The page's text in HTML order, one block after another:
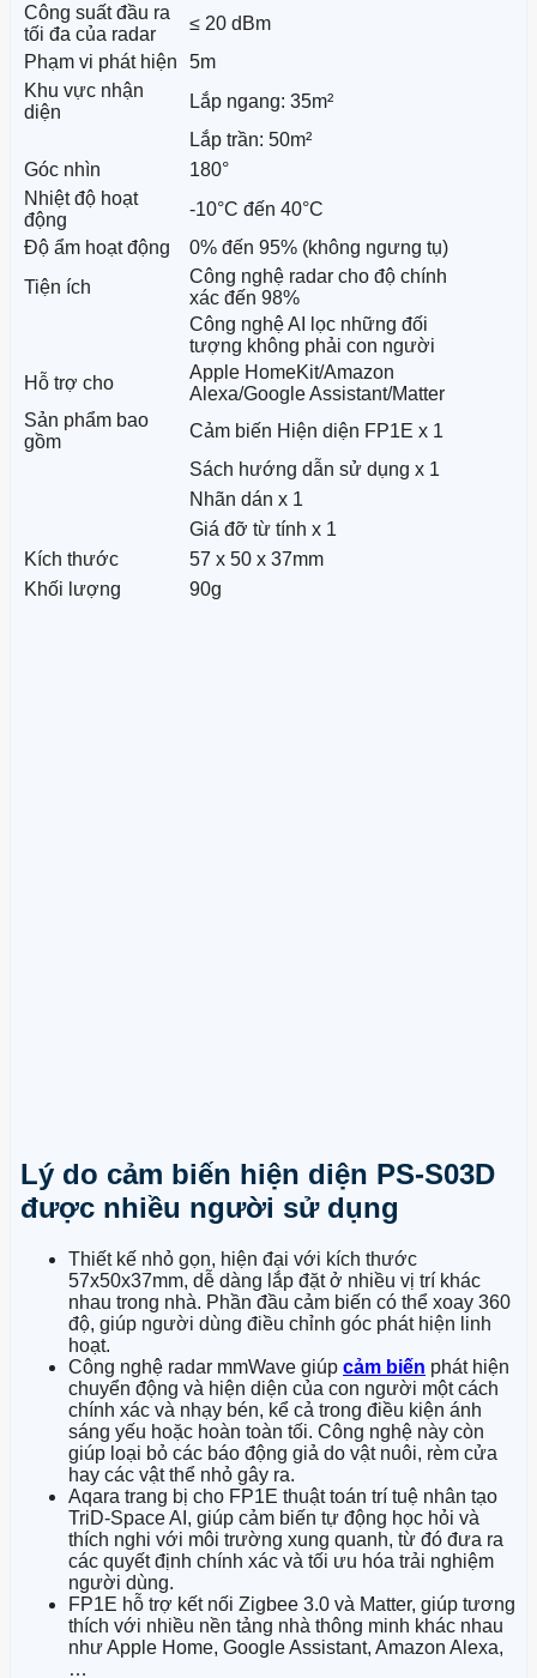
Công suất đầu ra
tối đa của radar
≤ 20 dBm
Phạm vi phát hiện
5m
Khu vực nhận
diện
Lắp ngang: 35m²
Lắp trần: 50m²
Góc nhìn
180°
Nhiệt độ hoạt
động
-10°C đến 40°C
Độ ẩm hoạt động
0% đến 95% (không ngưng tụ)
Tiện ích
Công nghệ radar cho độ chính
xác đến 98%
Công nghệ AI lọc những đối
tượng không phải con người
Hỗ trợ cho
Apple HomeKit/Amazon
Alexa/Google Assistant/Matter
Sản phẩm bao
gồm
Cảm biến Hiện diện FP1E x 1
Sách hướng dẫn sử dụng x 1
Nhãn dán x 1
Giá đỡ từ tính x 1
Kích thước
57 x 50 x 37mm
Khối lượng
90g
Lý do cảm biến hiện diện PS-S03D
được nhiều người sử dụng
Thiết kế nhỏ gọn, hiện đại với kích thước
57x50x37mm, dễ dàng lắp đặt ở nhiều vị trí khác
nhau trong nhà. Phần đầu cảm biến có thể xoay 360
độ, giúp người dùng điều chỉnh góc phát hiện linh
hoạt.
Công nghệ radar mmWave giúp cảm biến phát hiện
chuyển động và hiện diện của con người một cách
chính xác và nhạy bén, kể cả trong điều kiện ánh
sáng yếu hoặc hoàn toàn tối. Công nghệ này còn
giúp loại bỏ các báo động giả do vật nuôi, rèm cửa
hay các vật thể nhỏ gây ra.
Aqara trang bị cho FP1E thuật toán trí tuệ nhân tạo
TriD-Space AI, giúp cảm biến tự động học hỏi và
thích nghi với môi trường xung quanh, từ đó đưa ra
các quyết định chính xác và tối ưu hóa trải nghiệm
người dùng.
FP1E hỗ trợ kết nối Zigbee 3.0 và Matter, giúp tương
thích với nhiều nền tảng nhà thông minh khác nhau
như Apple Home, Google Assistant, Amazon Alexa,
…